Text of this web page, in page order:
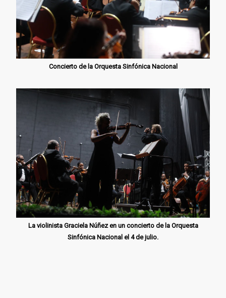
Concierto de la Orquesta Sinfónica Nacional
La violinista Graciela Núñez en un concierto de la Orquesta
Sinfónica Nacional el 4 de julio.